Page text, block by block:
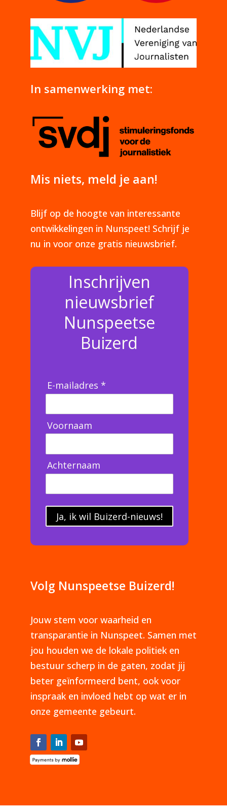
In samenwerking met:
Mis niets, meld je aan!
Blijf op de hoogte van interessante
ontwikkelingen in Nunspeet! Schrijf je
nu in voor onze gratis nieuwsbrief.
Inschrijven
nieuwsbrief
Nunspeetse
Buizerd
E-mailadres *
Voornaam
Achternaam
Ja, ik wil Buizerd-nieuws!
Volg Nunspeetse Buizerd!
Jouw stem voor waarheid en
transparantie in Nunspeet. Samen met
jou houden we de lokale politiek en
bestuur scherp in de gaten, zodat jij
beter geïnformeerd bent, ook voor
inspraak en invloed hebt op wat er in
onze gemeente gebeurt.